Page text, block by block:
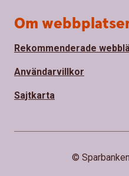
Om
Rekommenderade
Användarvillkor
Sajtkarta
©